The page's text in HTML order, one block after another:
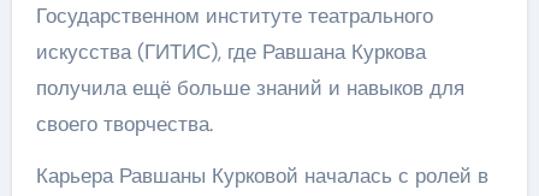
Государственном институте театрального
искусства (ГИТИС), где Равшана Куркова
получила ещё больше знаний и навыков для
своего творчества.
Карьера Равшаны Курковой началась с ролей в